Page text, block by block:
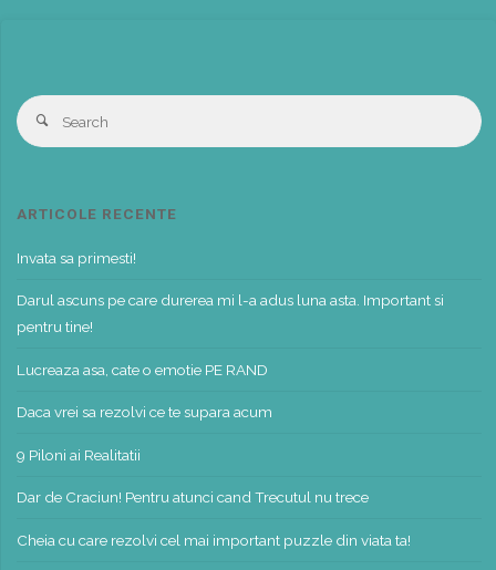
Search
ARTICOLE RECENTE
Invata sa primesti!
Darul ascuns pe care durerea mi l-a adus luna asta. Important si
pentru tine!
Lucreaza asa, cate o emotie PE RAND
Daca vrei sa rezolvi ce te supara acum
9 Piloni ai Realitatii
Dar de Craciun! Pentru atunci cand Trecutul nu trece
Cheia cu care rezolvi cel mai important puzzle din viata ta!